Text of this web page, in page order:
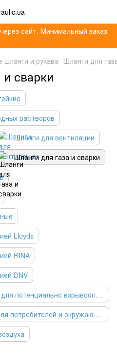
сайт. Минимальный заказ
и рукава Шланги для
сварки
растворов
Шланги для вентиляции
Шланги для газа и сварки
Lloyds
RINA
DNV
Шланги разрешенные для потенциально взрывоопасных зон
Шланги безвредные для потребителей и окружающей среды.